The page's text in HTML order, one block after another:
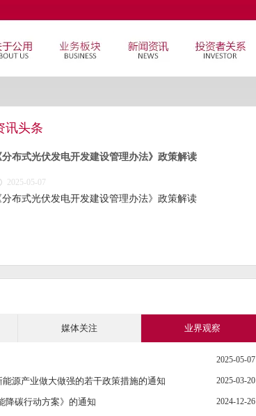
分布式光伏发电开发建设管理办法》政策解读
2025-05-07
分布式光伏发电开发建设管理办法》政策解读
讯头条
媒体关注 业界观察
2025-05-07
源产业做大做强的若干政策措施的通知 2025-03-20
降碳行动方案》的通知 2024-12-26